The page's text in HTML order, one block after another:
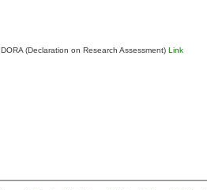
DORA (Declaration on Research Assessment)Link